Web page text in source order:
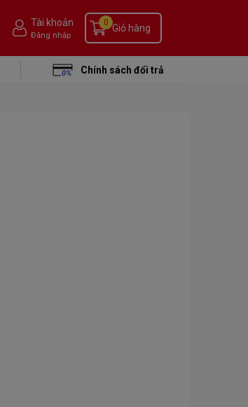
Tài khoản
Đăng nhập
Giỏ hàng
0
Chính sách đổi trả